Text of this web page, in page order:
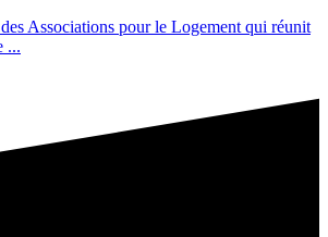
Associations pour le Logement qui réunit
...